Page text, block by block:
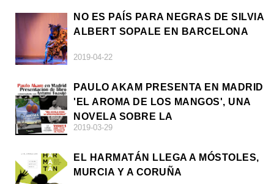
NO ES PAÍS PARA NEGRAS DE SILVIA
ALBERT SOPALE EN BARCELONA
2019-04-22
PAULO AKAM PRESENTA EN MADRID
'EL AROMA DE LOS MANGOS', UNA
NOVELA SOBRE LA
AFRODESCENDENCIA
2019-03-29
EL HARMATÁN LLEGA A MÓSTOLES,
MURCIA Y A CORUÑA